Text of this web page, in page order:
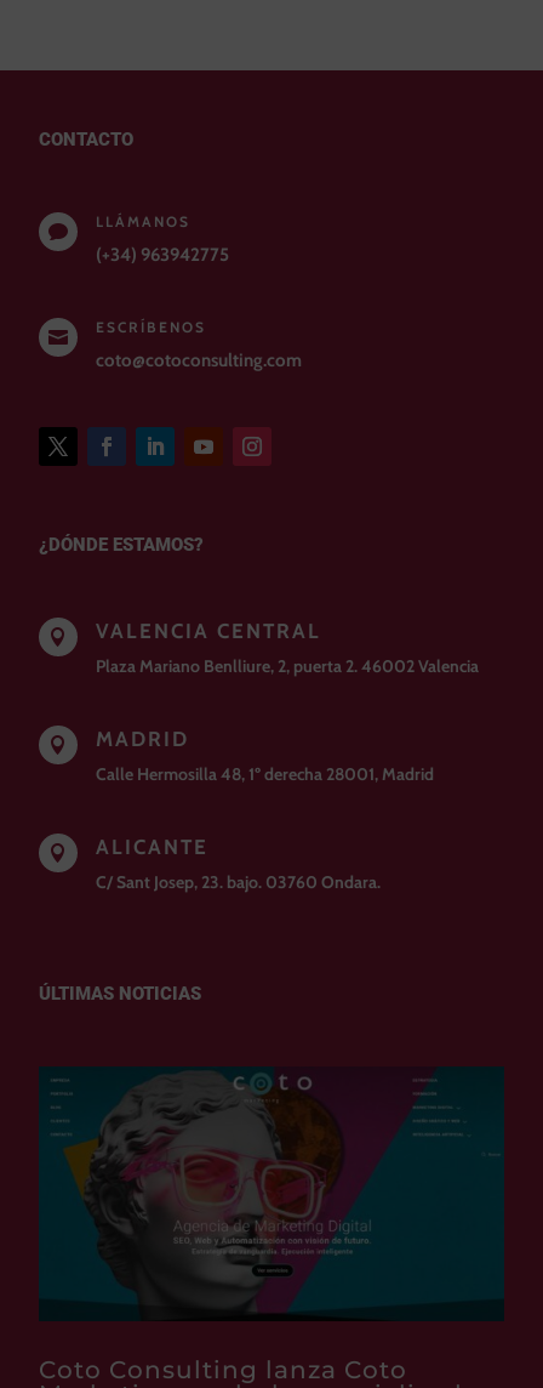
CONTACTO

LLÁMANOS
(+34) 963942775

ESCRÍBENOS
coto@cotoconsulting.com
¿DÓNDE ESTAMOS?
 VALENCIA CENTRAL
Plaza Mariano Benlliure, 2, puerta 2. 46002 Valencia
 MADRID
Calle Hermosilla 48, 1º derecha 28001, Madrid
 ALICANTE
C/ Sant Josep, 23. bajo. 03760 Ondara.
ÚLTIMAS NOTICIAS
Coto Consulting lanza Coto